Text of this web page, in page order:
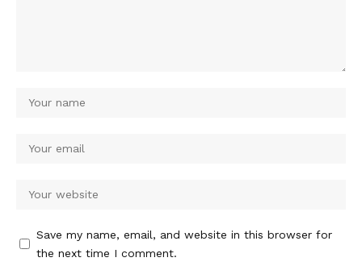
Save my name, email, and website in this browser for
the next time I comment.